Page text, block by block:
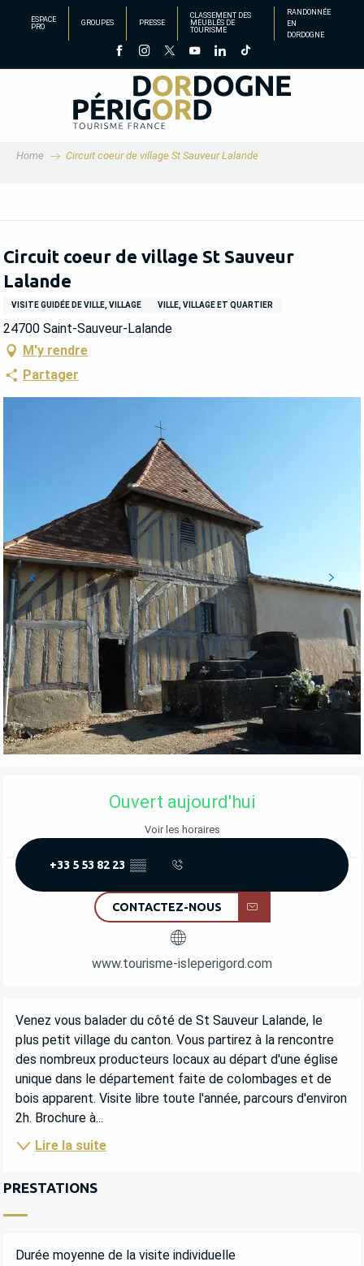
principal
ESPACE
PRO
GROUPES PRESSE
CLASSEMENT DES
MEUBLÉS DE
TOURISME
RANDONNÉE
EN
DORDOGNE
Home Circuit coeur de village St Sauveur Lalande
Circuit coeur de village St Sauveur
Lalande
VISITE GUIDÉE DE VILLE, VILLAGE VILLE, VILLAGE ET QUARTIER
24700 Saint-Sauveur-Lalande
M'y rendre
Partager
OUVERTURE ET COORDONNÉES
Ouvert aujourd'hui
Voir les horaires
+33 5 53 82 23 ▒▒
CONTACTEZ-NOUS
www.tourisme-isleperigord.com
DESCRIPTION
Venez vous balader du côté de St Sauveur Lalande, le
plus petit village du canton. Vous partirez à la rencontre
des nombreux producteurs locaux au départ d'une église
unique dans le département faite de colombages et de
bois apparent. Visite libre toute l'année, parcours d'environ
2h. Brochure à...
Lire la suite
PRESTATIONS
Durée moyenne de la visite individuelle